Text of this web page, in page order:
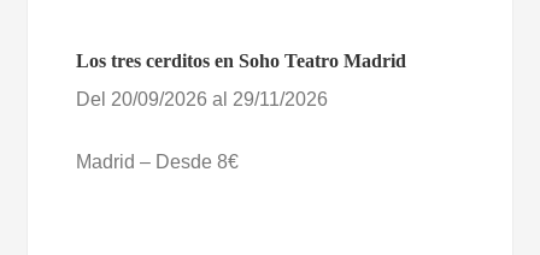
Los tres cerditos en Soho Teatro Madrid
Del 20/09/2026 al 29/11/2026
Madrid – Desde 8€